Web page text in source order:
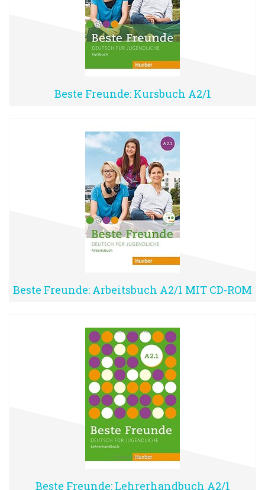
Beste Freunde: Kursbuch A2/1
Beste Freunde: Arbeitsbuch A2/1 MIT CD-ROM
Beste Freunde: Lehrerhandbuch A2/1